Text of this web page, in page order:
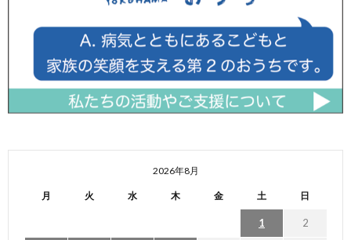
2026年8月
月 火 水 木 金 土 日
1 2